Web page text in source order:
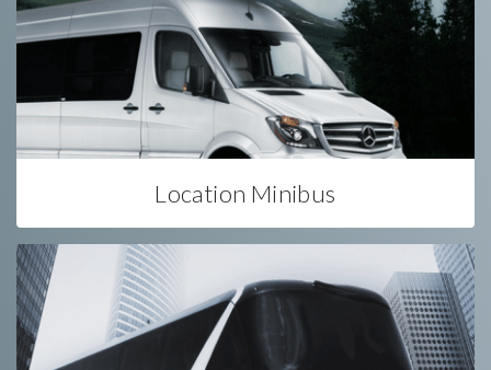
Location Minibus